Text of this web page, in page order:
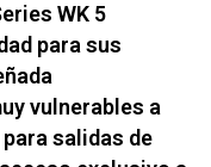
WK 5
para sus
vulnerables a
salidas de